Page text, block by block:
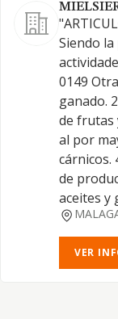
Siendo
0149
ganado.
de frutas
al por
cárnicos.
de
aceites y
VER